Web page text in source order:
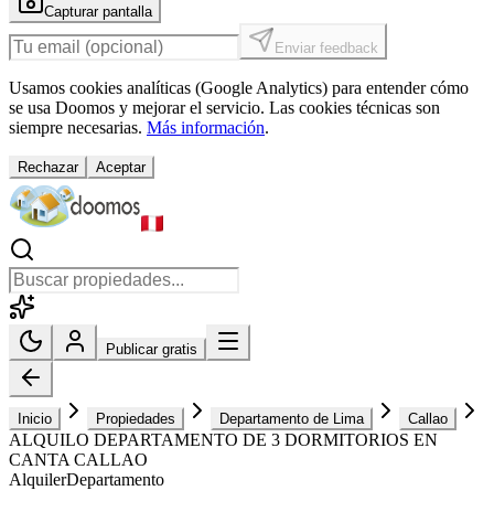
Capturar pantalla
Enviar feedback
Usamos cookies analíticas (Google Analytics) para entender cómo
se usa Doomos y mejorar el servicio. Las cookies técnicas son
siempre necesarias. Más información.
Rechazar Aceptar
Publicar gratis
Inicio Propiedades Departamento de Lima Callao
ALQUILO DEPARTAMENTO DE 3 DORMITORIOS EN
CANTA CALLAO
AlquilerDepartamento